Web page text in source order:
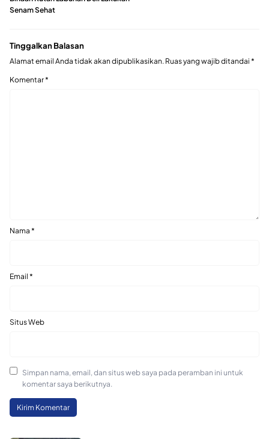
Senam Sehat
Tinggalkan Balasan
Alamat email Anda tidak akan dipublikasikan. Ruas yang wajib ditandai *
Komentar*
Nama *
Email *
Situs Web
Simpan nama, email, dan situs web saya pada peramban ini untuk
komentar saya berikutnya.